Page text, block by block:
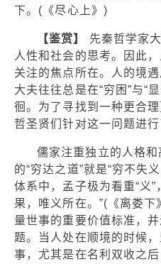
下。(《尽心上》)
【鉴赏】
先秦哲学家
人性和社会的思考。因此
关注的焦点所在。人的境
大夫往往总是在“穷困”与“
徊。为了寻找到一种更合
哲圣贤们针对这一问题进
儒家注重独立的人格
的“穷达之道”就是“穷不失
体系中，孟子极为看重“义
果，唯义所在。”(《离娄
量世事的重要价值标准，
题。当人处在顺境的时候
事，尤其是在名利双收之